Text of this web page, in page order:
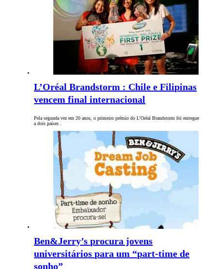
L’Oréal Brandstorm : Chile e Filipinas
vencem final internacional
Pela segunda vez em 20 anos, o primeiro prémio do L’Oréal Brandstorm foi entregue
a dois países .
Ben&Jerry’s procura jovens
universitários para um “part-time de
sonho”